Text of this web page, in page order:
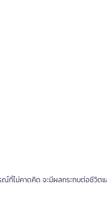
ที่ไม่คาดคิด จะมีผลกระทบต่อชีวิตแ